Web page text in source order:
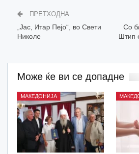
ПРЕТХОДНА
„Јас, Итар Пејо“, во Свети
Николе
Со
Штип
Може ќе ви се допадне
МАКЕДОНИЈА